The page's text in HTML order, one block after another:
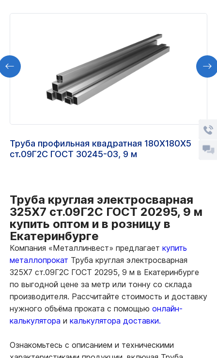
Труба профильная квадратная 180Х180Х5
ст.09Г2С ГОСТ 30245-03, 9 м
Труба круглая электросварная
325Х7 ст.09Г2С ГОСТ 20295, 9 м
купить оптом и в розницу в
Екатеринбурге
Компания «Металлинвест» предлагает купить
металлопрокат Труба круглая электросварная
325Х7 ст.09Г2С ГОСТ 20295, 9 м в Екатеринбурге
по выгодной цене за метр или тонну со склада
производителя. Рассчитайте стоимость и доставку
нужного объёма проката с помощью онлайн-
калькулятора и калькулятора доставки.
Ознакомьтесь с описанием и техническими